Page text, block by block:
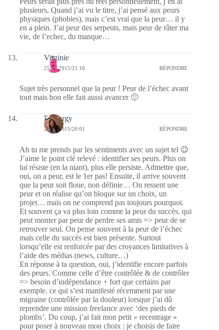
plusieurs, Quand j’ai vu le titre, j’ai pensé aux peurs
physiques (phobies), mais c’est vrai que la peur… il y
en a plein. J’ai peur des serpents, mais peur de râter ma
vie, de l’echec, du manque…
Virginie
25/08/2015/21:16 RÉPONDRE
Sujet très personnel que la peur ! Peur de l’échec avant
tout mais bon elle fait aussi avancer 🙂
Purenrgy
25/08/2015/20:01 RÉPONDRE
Ah tu me prends par les sentiments avec un sujet tel 😉
J’aime le point clé relevé : identifier ses peurs. Plus on
lui résiste (en la niant), plus elle persiste. Admettre que,
oui, on a peur, est le 1er pas! Ensuite, il arrive souvent
que la peur soit floue, non définie… On ressent une
peur et on réalise qu’on bloque sur un choix, un
projet… mais on ne comprend pas toujours pourquoi.
Et souvent ça va plus loin comme la peur du succès, qui
peut monter par peur de perdre ses amis => peur de se
retrouver seul. On pense souvent à la peur de l’échec
mais celle du succès est bien présente. Surtout
lorsqu’elle est renforcée par des croyances limitatives à
l’aide des médias (news, culture…)
En réponse à ta question, oui, j’identifie encore parfois
des peurs. Comme celle d’être contrôlée & de contrôler
=> besoin d’indépendance + fort que certains par
exemple. ce qui s’est manifesté récemment par une
migraine (contrôlée par la douleur) lorsque j’ai dû
reprendre une mission freelance avec ‘des pieds de
plombs’. Du coup, j’ai fait mon petit « recentrage »
pour poser à nouveau mon choix : je choisis de faire